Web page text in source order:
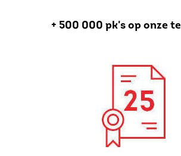
+ 500 000 pk's op onze